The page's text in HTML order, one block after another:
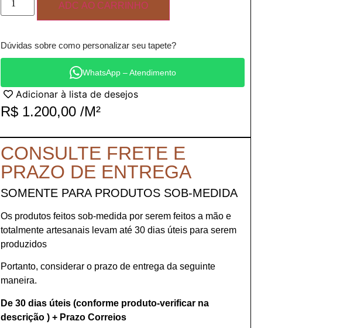
ADC AO CARRINHO
Dúvidas sobre como personalizar seu tapete?
WhatsApp – Atendimento
Adicionar à lista de desejos
R$ 1.200,00 /M²
CONSULTE FRETE E
PRAZO DE ENTREGA
SOMENTE PARA PRODUTOS SOB-MEDIDA
Os produtos feitos sob-medida por serem feitos a mão e
totalmente artesanais levam até 30 dias úteis para serem
produzidos
Portanto, considerar o prazo de entrega da seguinte
maneira.
De 30 dias úteis (conforme produto-verificar na
descrição ) + Prazo Correios